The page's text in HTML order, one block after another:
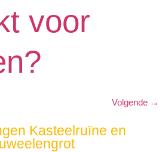
voor
Volgende →
Kasteelruïne en